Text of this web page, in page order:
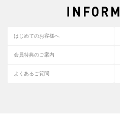
はじめてのお客様へ
会員特典のご案内
よくあるご質問